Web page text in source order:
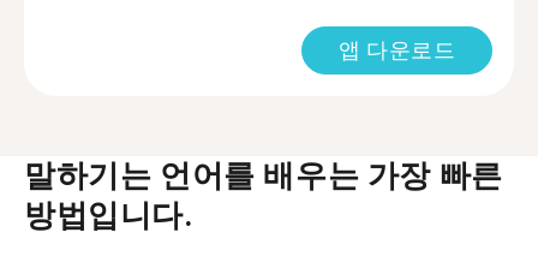
앱 다운로드
말하기는 언어를 배우는 가장 빠른
방법입니다.